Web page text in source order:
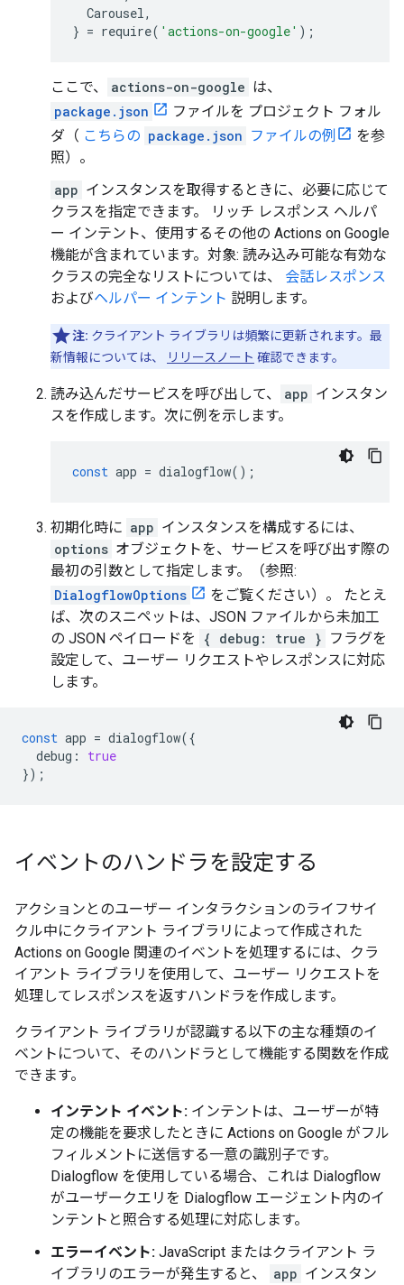
Carousel,
} = require( 'actions-on-google' );
ここで、 actions-on-google は、
package.json
ファイルを プロジェクト フォル
ダ（ こちらの package.json ファイルの例
を参
照）。
app インスタンスを取得するときに、必要に応じて
クラスを指定できます。
リッチ レスポンス ヘルパ
ー インテント、使用するその他の Actions on Google
機能が含まれています。対象: 読み込み可能な有効な
クラスの完全なリストについては、 会話レスポンス
およびヘルパー インテント 説明します。
注: クライアント ライブラリは頻繁に更新されます。最
新情報については、
リリースノート 確認できます。
読み込んだサービスを呼び出して、 app インスタン
スを作成します。次に例を示します。
const app = dialogflow();
初期化時に app インスタンスを構成するには、
options オブジェクトを、サービスを呼び出す際の
最初の引数として指定します。（参照:
DialogflowOptions
をご覧ください）。 たとえ
ば、次のスニペットは、JSON ファイルから未加工
の JSON ペイロードを
{ debug: true } フラグを
設定して、ユーザー リクエストやレスポンスに対応
します。
const app = dialogflow({
debug :
true
});
イベントのハンドラを設定する
アクションとのユーザー インタラクションのライフサイ
クル中にクライアント ライブラリによって作成された
Actions on Google 関連のイベントを処理するには、クラ
イアント ライブラリを使用して、ユーザー リクエストを
処理してレスポンスを返すハンドラを作成します。
クライアント ライブラリが認識する以下の主な種類のイ
ベントについて、そのハンドラとして機能する関数を作成
できます。
インテント イベント: インテントは、ユーザーが特
定の機能を要求したときに Actions on Google がフル
フィルメントに送信する一意の識別子です。
Dialogflow を使用している場合、これは Dialogflow
がユーザークエリを Dialogflow エージェント内のイ
ンテントと照合する処理に対応します。
エラーイベント: JavaScript またはクライアント ラ
イブラリのエラーが発生すると、
app インスタン